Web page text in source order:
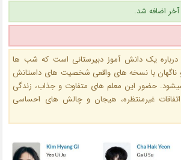
اضافه شد.
درباره یک دانش آموز دبیرستانی است که شب ها
و ناگهان با نسخه های واقعی شخصیت های داستانش
حضور این معلم های متفاوت و جذاب، زندگی
غیرمنتظره، هیجان و چالش های احساسی